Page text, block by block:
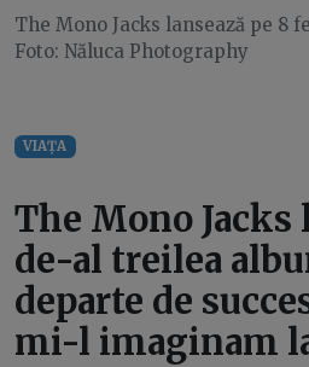
The Mono Jacks lansează pe 8
Foto: Năluca Photography
VIAȚA
The Mono Jacks
de-al treilea
departe de
mi-l imaginam